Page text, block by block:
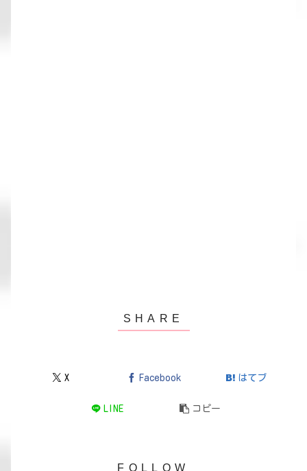
X Facebook はてブ
LINE コピー